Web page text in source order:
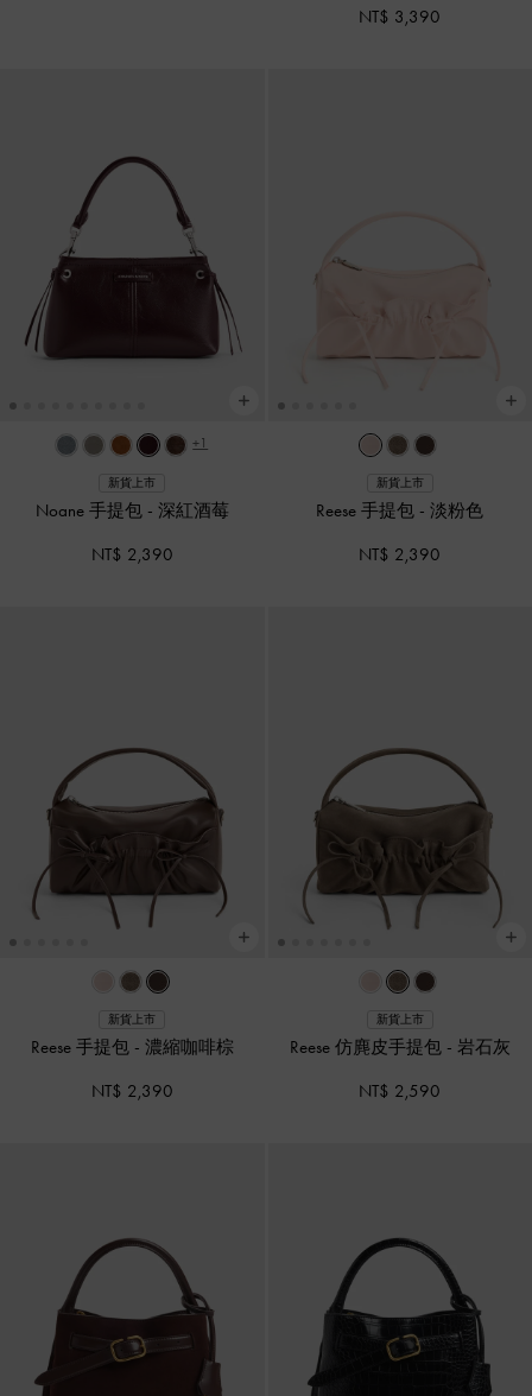
NT$ 3,390
+1
新貨上市
Noane 手提包 - 深紅酒莓
NT$ 2,390
新貨上市
Reese 手提包 -淡粉色
NT$ 2,390
新貨上市
Reese 手提包 - 濃縮咖啡棕
NT$ 2,390
新貨上市
Reese 仿麂皮手提包 - 岩石灰
NT$ 2,590